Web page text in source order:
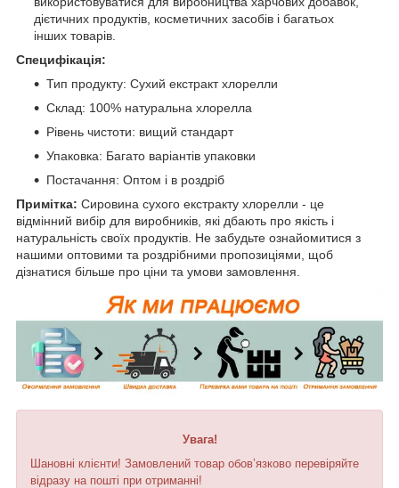
дієтичних продуктів, косметичних засобів і багатьох
інших товарів.
Специфікація:
Тип продукту: Сухий екстракт хлорелли
Склад: 100% натуральна хлорелла
Рівень чистоти: вищий стандарт
Упаковка: Багато варіантів упаковки
Постачання: Оптом і в роздріб
Примітка: Сировина сухого екстракту хлорелли - це
відмінний вибір для виробників, які дбають про якість і
натуральність своїх продуктів. Не забудьте ознайомитися з
нашими оптовими та роздрібними пропозиціями, щоб
дізнатися більше про ціни та умови замовлення.
Увага!
Шановні клієнти! Замовлений товар обов’язково перевіряйте
відразу на пошті при отриманні!